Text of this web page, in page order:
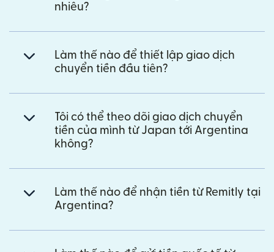
nhiêu?
Làm thế nào để thiết lập giao dịch
chuyển tiền đầu tiên?
Tôi có thể theo dõi giao dịch chuyển
tiền của mình từ Japan tới Argentina
không?
Làm thế nào để nhận tiền từ Remitly tại
Argentina?